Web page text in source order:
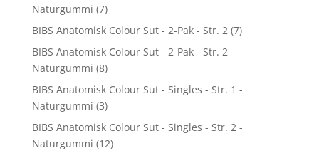
Naturgummi (7)
BIBS Anatomisk Colour Sut - 2-Pak - Str. 2 (7)
BIBS Anatomisk Colour Sut - 2-Pak - Str. 2 -
Naturgummi (8)
BIBS Anatomisk Colour Sut - Singles - Str. 1 -
Naturgummi (3)
BIBS Anatomisk Colour Sut - Singles - Str. 2 -
Naturgummi (12)